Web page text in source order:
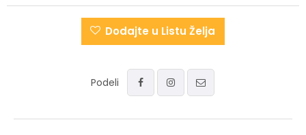
Dodajte u Listu Želja
Podeli